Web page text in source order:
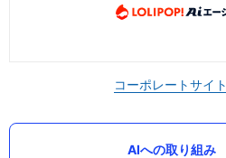
コーポレートサイト
AIへの取り組み